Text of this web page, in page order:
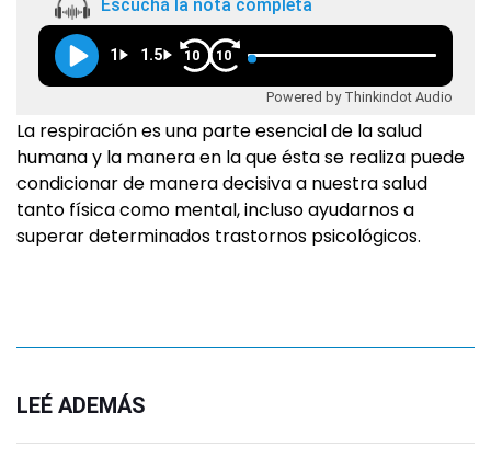
Escuchá la nota completa
1 1.5 10 10
Powered by Thinkindot Audio
La respiración es una parte esencial de la salud
humana y la manera en la que ésta se realiza puede
condicionar de manera decisiva a nuestra salud
tanto física como mental, incluso ayudarnos a
superar determinados trastornos psicológicos.
LEÉ ADEMÁS